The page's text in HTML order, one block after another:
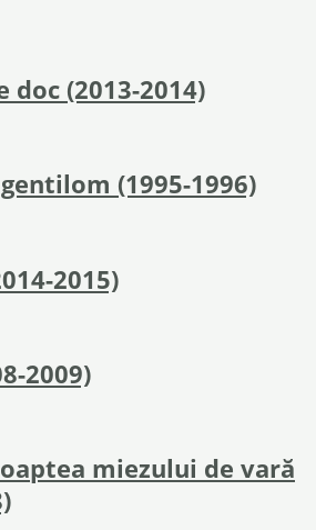
doc (2013-2014)
(1995-1996)
2015)
2009)
miezului de vară